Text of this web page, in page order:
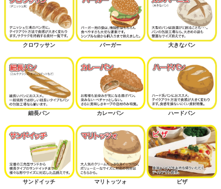
クロワッサン バーガー 大きなパン
細長パン カレーパン ハードパン
サンドイッチ マリトッツォ ピザ